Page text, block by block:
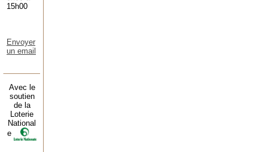
15h00
Envoyer
un email
Avec le
soutien
de la
Loterie
National
e